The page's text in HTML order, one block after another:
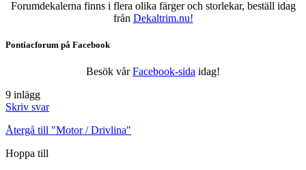
Forumdekalerna finns i flera olika färger och storlekar, beställ idag
från Dekaltrim.nu!
Pontiacforum på Facebook
Besök vårFacebook-sida idag!
9 inlägg
Skriv svar
Återgå till "Motor / Drivlina"
Hoppa till